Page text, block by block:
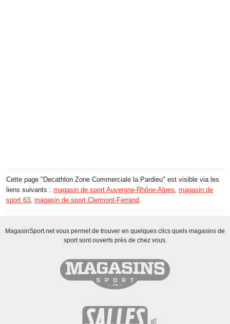
Cette page "Decathlon Zone Commerciale la Pardieu" est visible via les
liens suivants : magasin de sport Auvergne-Rhône-Alpes magasin de
sport 63 magasin de sport Clermont-Ferrand
MagasinSport.net vous permet de trouver en quelques clics quels magasins de
sport sont ouverts près de chez vous.